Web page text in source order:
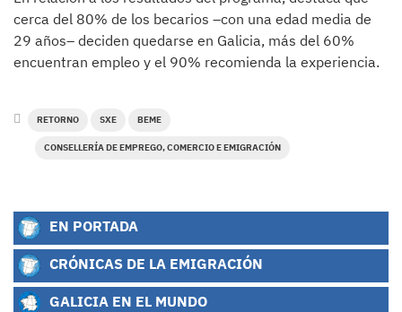
cerca del 80% de los becarios –con una edad media de
29 años– deciden quedarse en Galicia, más del 60%
encuentran empleo y el 90% recomienda la experiencia.
RETORNO SXE BEME
CONSELLERÍA DE EMPREGO, COMERCIO E EMIGRACIÓN
EN PORTADA
CRÓNICAS DE LA EMIGRACIÓN
GALICIA EN EL MUNDO